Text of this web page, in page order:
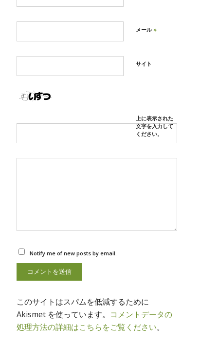
メール※
サイト
上に表示された
文字を入力して
ください。
Notify me of new posts by email.
このサイトはスパムを低減するために
Akismet を使っています。 コメントデータの
処理方法の詳細はこちらをご覧ください。